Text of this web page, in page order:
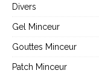
Divers
Gel Minceur
Gouttes Minceur
Patch Minceur